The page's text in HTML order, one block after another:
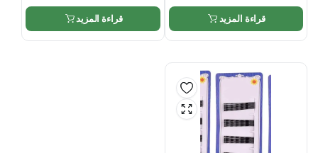
قراءة المزيد قراءة المزيد